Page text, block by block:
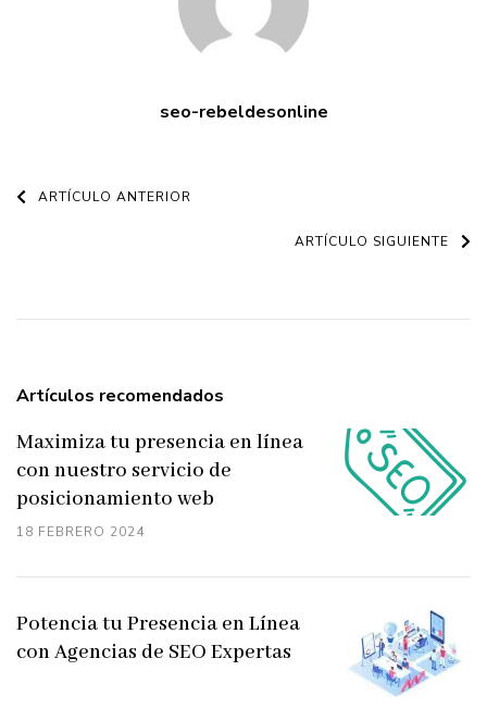
seo-rebeldesonline
Navegación
ARTÍCULO ANTERIOR
ARTÍCULO SIGUIENTE
Artículos recomendados
18 FEBRERO 2024
Maximiza tu presencia en línea
con nuestro servicio de
posicionamiento web
Potencia tu Presencia en Línea
con Agencias de SEO Expertas